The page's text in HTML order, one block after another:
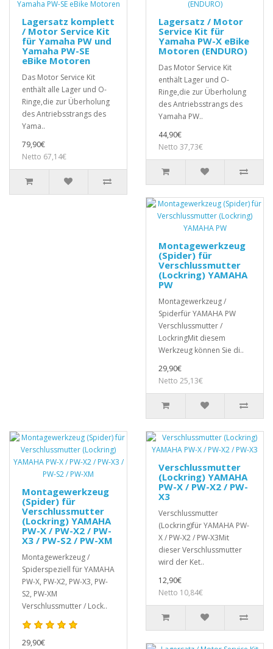
Lagersatz komplett
/ Motor Service Kit
für Yamaha PW und
Yamaha PW-SE
eBike Motoren
Das Motor Service Kit
enthält alle Lager und O-
Ringe,die zur Überholung
des Antriebsstrangs des
Yama..
79,90€
Netto 67,14€
Lagersatz / Motor
Service Kit für
Yamaha PW-X eBike
Motoren (ENDURO)
Das Motor Service Kit
enthält Lager und O-
Ringe,die zur Überholung
des Antriebsstrangs des
Yamaha PW..
44,90€
Netto 37,73€
Montagewerkzeug
(Spider) für
Verschlussmutter
(Lockring) YAMAHA
PW
Montagewerkzeug /
Spiderfür YAMAHA PW
Verschlussmutter /
LockringMit diesem
Werkzeug können Sie di..
29,90€
Netto 25,13€
Montagewerkzeug
(Spider) für
Verschlussmutter
(Lockring) YAMAHA
PW-X / PW-X2 / PW-
X3 / PW-S2 / PW-XM
Montagewerkzeug /
Spiderspeziell für YAMAHA
PW-X, PW-X2, PW-X3, PW-
S2, PW-XM
Verschlussmutter / Lock..
29,90€
Verschlussmutter
(Lockring) YAMAHA
PW-X / PW-X2 / PW-
X3
Verschlussmutter
(Lockring)für YAMAHA PW-
X / PW-X2 / PW-X3Mit
dieser Verschlussmutter
wird der Ket..
12,90€
Netto 10,84€